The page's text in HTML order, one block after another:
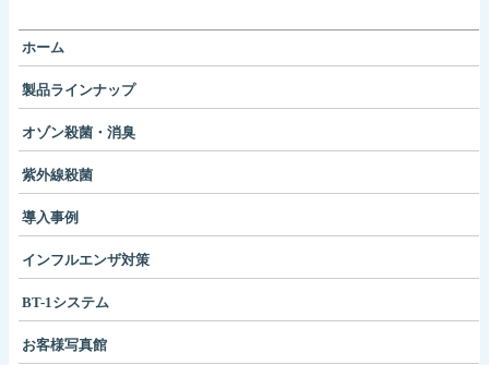
ホーム
製品ラインナップ
オゾン殺菌・消臭
紫外線殺菌
導入事例
インフルエンザ対策
BT-1システム
お客様写真館